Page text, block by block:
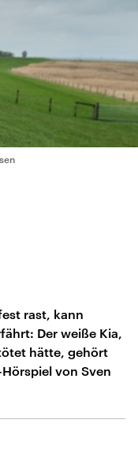
rast, kann
Der weiße Kia,
hätte, gehört
von Sven